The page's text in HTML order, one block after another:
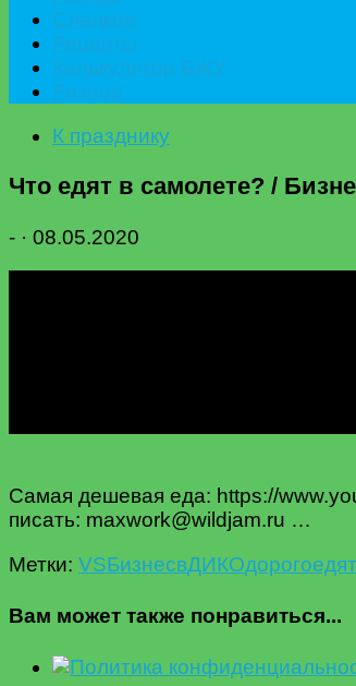
К празднику
Что едят в самолете? /
- · 08.05.2020
Самая дешевая еда: https://
писать: maxwork@wildjam.ru …
Метки: VSБизнесвДИКОдорогоедят
Вам может также понравиться...